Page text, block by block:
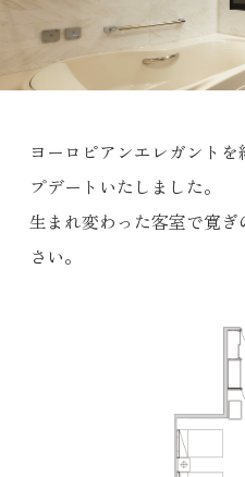
ヨーロピアンエレガント
プデートいたしました。
生まれ変わった客室で寛
さい。